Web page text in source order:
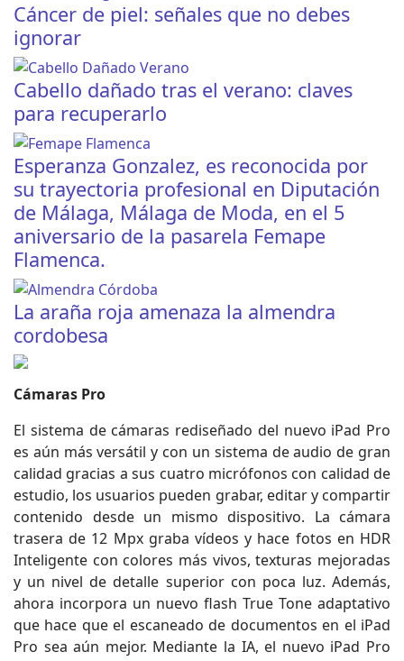
Cáncer de piel: señales que no debes
ignorar
Cabello dañado tras el verano: claves
para recuperarlo
Esperanza Gonzalez, es reconocida por
su trayectoria profesional en Diputación
de Málaga, Málaga de Moda, en el 5
aniversario de la pasarela Femape
Flamenca.
La araña roja amenaza la almendra
cordobesa
Cámaras Pro
El sistema de cámaras rediseñado del nuevo iPad Pro
es aún más versátil y con un sistema de audio de gran
calidad gracias a sus cuatro micrófonos con calidad de
estudio, los usuarios pueden grabar, editar y compartir
contenido desde un mismo dispositivo. La cámara
trasera de 12 Mpx graba vídeos y hace fotos en HDR
Inteligente con colores más vivos, texturas mejoradas
y un nivel de detalle superior con poca luz. Además,
ahora incorpora un nuevo flash True Tone adaptativo
que hace que el escaneado de documentos en el iPad
Pro sea aún mejor. Mediante la IA, el nuevo iPad Pro